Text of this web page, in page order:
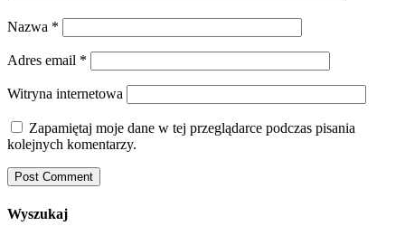
Nazwa *
Adres email *
Witryna internetowa
Zapamiętaj moje dane w tej przeglądarce podczas pisania
kolejnych komentarzy.
Wyszukaj